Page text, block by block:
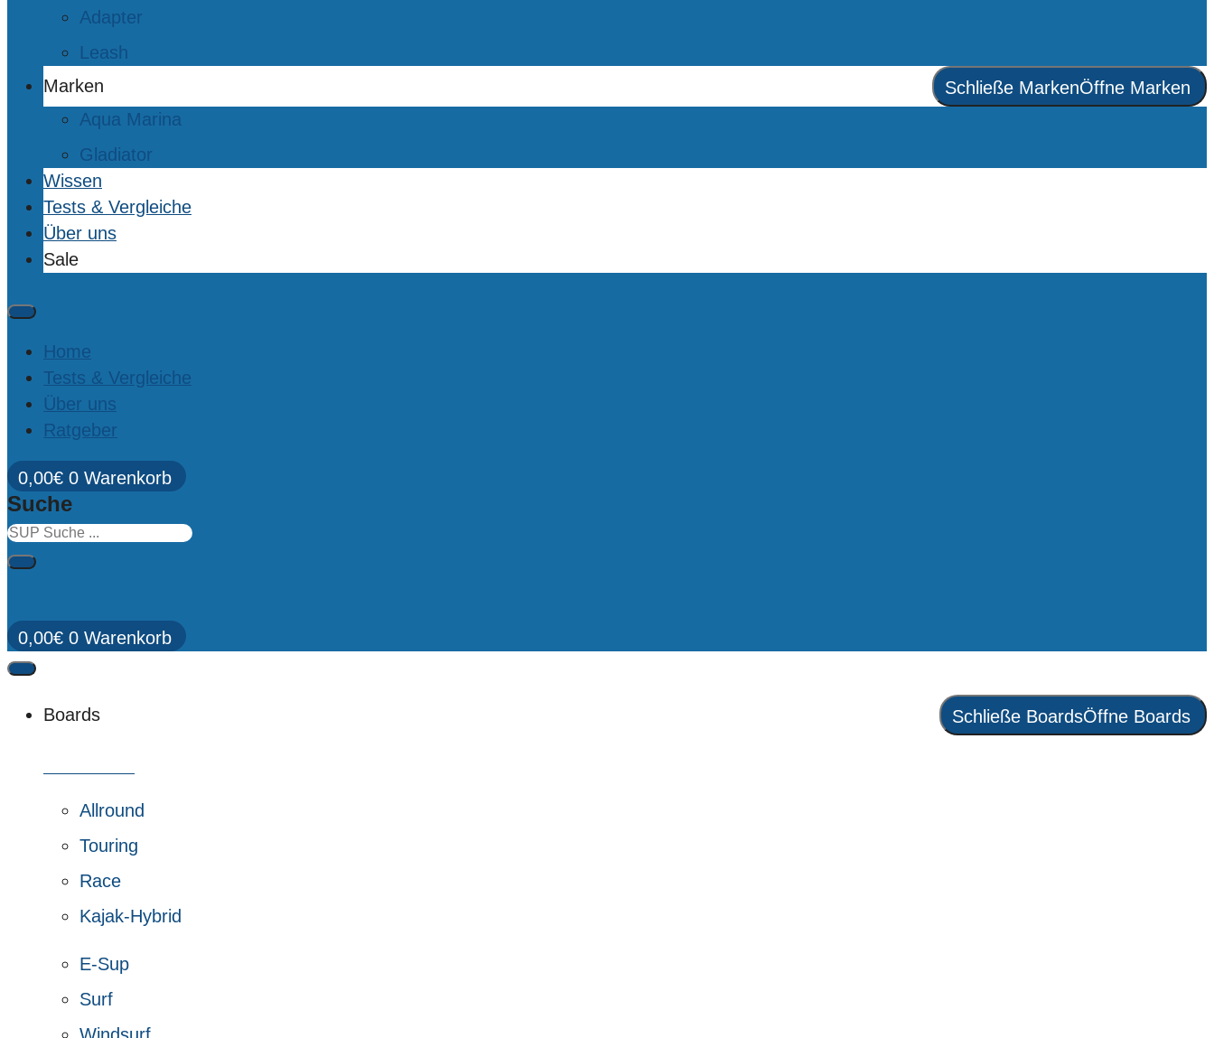
Adapter
Leash
Marken
Schließe MarkenÖffne Marken
Aqua Marina
Gladiator
Wissen
Tests & Vergleiche
Über uns
Sale
Home
Tests & Vergleiche
Über uns
Ratgeber
0,00€ 0 Warenkorb
Suche
0,00€ 0 Warenkorb
Boards Schließe BoardsÖffne Boards
Allround
Touring
Race
Kajak-Hybrid
E-Sup
Surf